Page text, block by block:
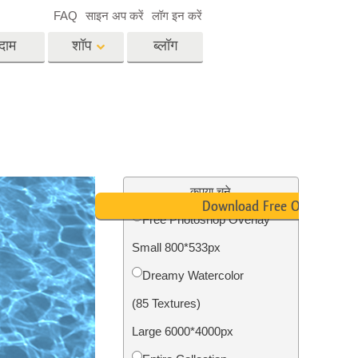
फोटो स्टोर स्टेशन सर्विसेज
शॉप ब्लॉग
FAQ साइन अप करें लॉग इन करें
कृपया चुने
Free Photoshop Overlay
Small 800*533px
Dreamy Watercolor
(85 Textures)
Large 6000*4000px
Download Free Overlay